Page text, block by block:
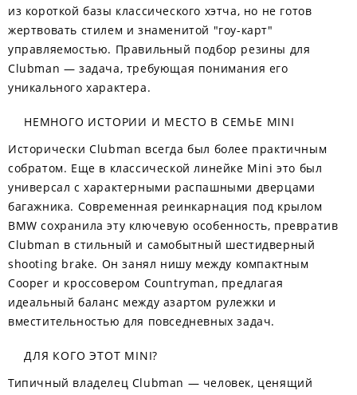
из короткой базы классического хэтча, но не готов
жертвовать стилем и знаменитой "гоу-карт"
управляемостью. Правильный подбор резины для
Clubman — задача, требующая понимания его
уникального характера.
НЕМНОГО ИСТОРИИ И МЕСТО В СЕМЬЕ MINI
Исторически Clubman всегда был более практичным
собратом. Еще в классической линейке Mini это был
универсал с характерными распашными дверцами
багажника. Современная реинкарнация под крылом
BMW сохранила эту ключевую особенность, превратив
Clubman в стильный и самобытный шестидверный
shooting brake. Он занял нишу между компактным
Cooper и кроссовером Countryman, предлагая
идеальный баланс между азартом рулежки и
вместительностью для повседневных задач.
ДЛЯ КОГО ЭТОТ MINI?
Типичный владелец Clubman — человек, ценящий